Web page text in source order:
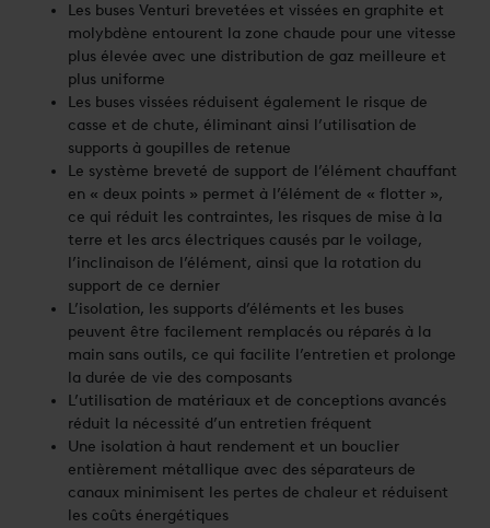
Les buses Venturi brevetées et vissées en graphite et
molybdène entourent la zone chaude pour une vitesse
plus élevée avec une distribution de gaz meilleure et
plus uniforme
Les buses vissées réduisent également le risque de
casse et de chute, éliminant ainsi l’utilisation de
supports à goupilles de retenue
Le système breveté de support de l’élément chauffant
en « deux points » permet à l’élément de « flotter »,
ce qui réduit les contraintes, les risques de mise à la
terre et les arcs électriques causés par le voilage,
l’inclinaison de l’élément, ainsi que la rotation du
support de ce dernier
L’isolation, les supports d’éléments et les buses
peuvent être facilement remplacés ou réparés à la
main sans outils, ce qui facilite l’entretien et prolonge
la durée de vie des composants
L’utilisation de matériaux et de conceptions avancés
réduit la nécessité d’un entretien fréquent
Une isolation à haut rendement et un bouclier
entièrement métallique avec des séparateurs de
canaux minimisent les pertes de chaleur et réduisent
les coûts énergétiques